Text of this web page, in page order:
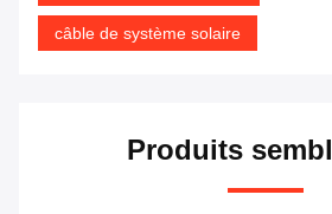
câble de système solaire
Produits